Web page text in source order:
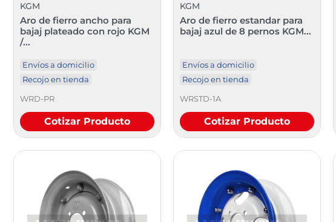
KGM
Aro de fierro ancho para
bajaj plateado con rojo KGM
/...
Envíos a domicilio
Recojo en tienda
WRD-PR
Cotizar Producto
KGM
Aro de fierro estandar para
bajaj azul de 8 pernos KGM...
Envíos a domicilio
Recojo en tienda
WRSTD-1A
Cotizar Producto